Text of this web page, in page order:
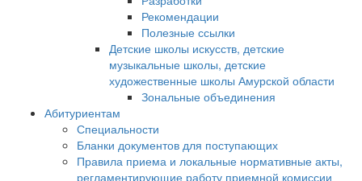
Рекомендации
Полезные ссылки
Детские школы искусств, детские
музыкальные школы, детские
художественные школы Амурской области
Зональные объединения
Абитуриентам
Специальности
Бланки документов для поступающих
Правила приема и локальные нормативные акты,
регламентирующие работу приемной комиссии